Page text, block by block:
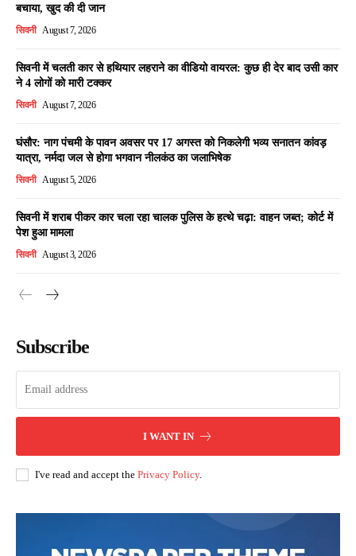
बचाया, खुद की दी जान
सिवनी August 7, 2026
सिवनी में चलती कार से हथियार लहराने का वीडियो वायरल: कुछ ही देर बाद उसी कार
ने 4 लोगों को मारी टक्कर
सिवनी August 7, 2026
घंसौर: नाग पंचमी के पावन अवसर पर 17 अगस्त को निकलेगी भव्य सनातन कांवड़
यात्रा, नर्मदा जल से होगा भगवान नीलकंठ का जलाभिषेक
सिवनी August 5, 2026
सिवनी में शराब पीकर कार चला रहा चालक पुलिस के हत्थे चढ़ा: वाहन जब्त; कोर्ट में
पेश हुआ मामला
सिवनी August 3, 2026
Subscribe
I WANT IN
I've read and accept the Privacy Policy.